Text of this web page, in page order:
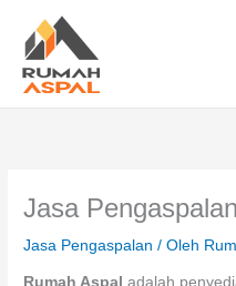
konten
Jasa
Jasa Pengaspalan / Oleh
Rumah Aspal adalah